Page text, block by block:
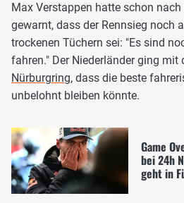
Max Verstappen hatte schon
gewarnt, dass der Rennsieg noch
trockenen Tüchern sei: "Es sind
fahren." Der Niederländer ging mit
Nürburgring, dass die beste
unbelohnt bleiben könnte.
Game
bei 24h
geht in